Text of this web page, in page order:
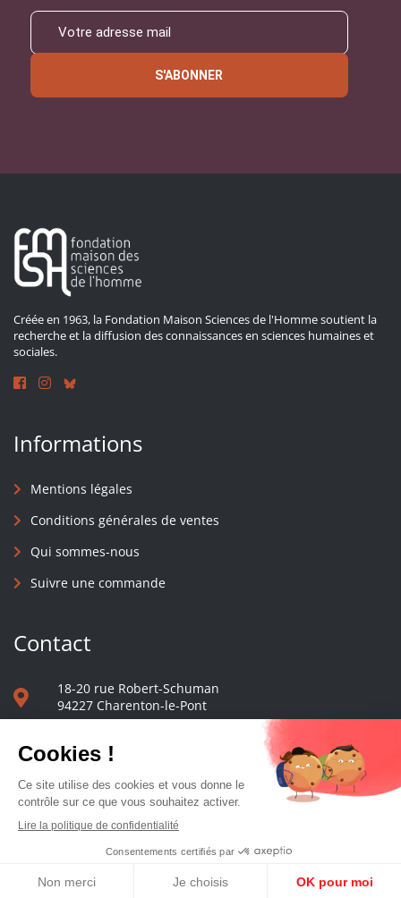
S'ABONNER
Créée en 1963, la Fondation Maison Sciences de l'Homme soutient la
recherche et la diffusion des connaissances en sciences humaines et
sociales.
Informations
Mentions légales
Conditions générales de ventes
Qui sommes-nous
Suivre une commande
Contact
18-20 rue Robert-Schuman
94227 Charenton-le-Pont